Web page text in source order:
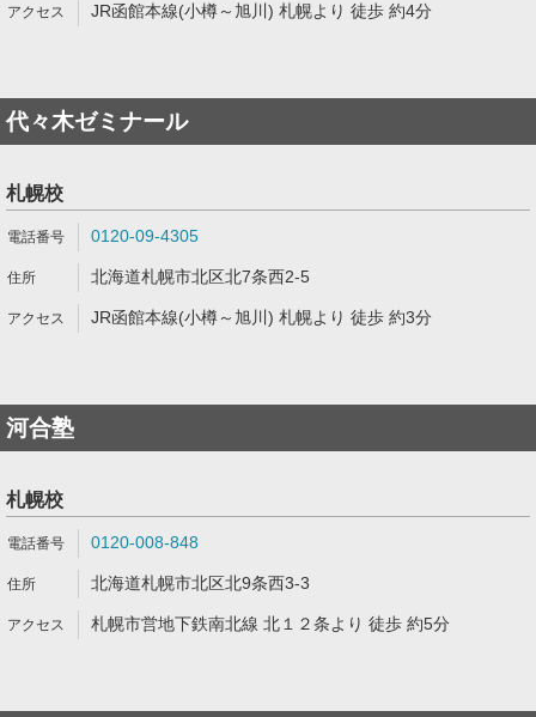
JR函館本線(小樽～旭川) 札幌より 徒歩 約4分
代々木ゼミナール
札幌校
0120-09-4305
北海道札幌市北区北7条西2-5
JR函館本線(小樽～旭川) 札幌より 徒歩 約3分
河合塾
札幌校
0120-008-848
北海道札幌市北区北9条西3-3
札幌市営地下鉄南北線 北１２条より 徒歩 約5分